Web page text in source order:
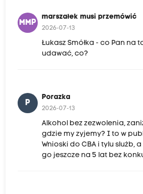
MMP
marszałek musi przemówić
2026-07-13
Łukasz Smółka - co Pan na
udawać, co?
P
Porazka
2026-07-13
Alkohol bez zezwolenia,
gdzie my zyjemy? I to w
Wnioski do CBA i tylu slużb,
go jeszcze na 5 lat bez